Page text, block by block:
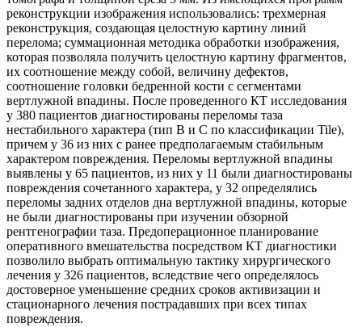
реконструкции изображения использовались: трехмерная
реконструкция, создающая целостную картину линий
перелома; суммационная методика обработки изображения,
которая позволяла получить целостную картину фрагментов,
их соотношение между собой, величину дефектов,
соотношение головки бедренной кости с сегментами
вертлужной впадины. После проведенного КТ исследования
у 380 пациентов диагностированы переломы таза
нестабильного характера (тип В и С по классификации Tile),
причем у 36 из них с ранее предполагаемым стабильным
характером повреждения. Переломы вертлужной впадины
выявлены у 65 пациентов, из них у 11 были диагностированы
повреждения сочетанного характера, у 32 определялись
переломы задних отделов дна вертлужной впадины, которые
не были диагностированы при изучении обзорной
рентгенографии таза. Предоперационное планирование
оперативного вмешательства посредством КТ диагностики
позволило выбрать оптимальную тактику хирургического
лечения у 326 пациентов, вследствие чего определялось
достоверное уменьшение средних сроков активизации и
стационарного лечения пострадавших при всех типах
повреждения.